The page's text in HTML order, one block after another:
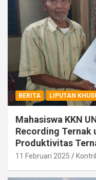
BERITA LIPUTAN
Mahasiswa KKN
Recording Ternak
Produktivitas
11 Februari 2025